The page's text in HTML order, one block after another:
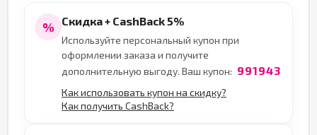
% Скидка + CashBack 5%
Используйте персональный купон при
оформлении заказа и получите
дополнительную выгоду. Ваш купон: 991943
Как использовать купон на скидку?
Как получить CashBack?